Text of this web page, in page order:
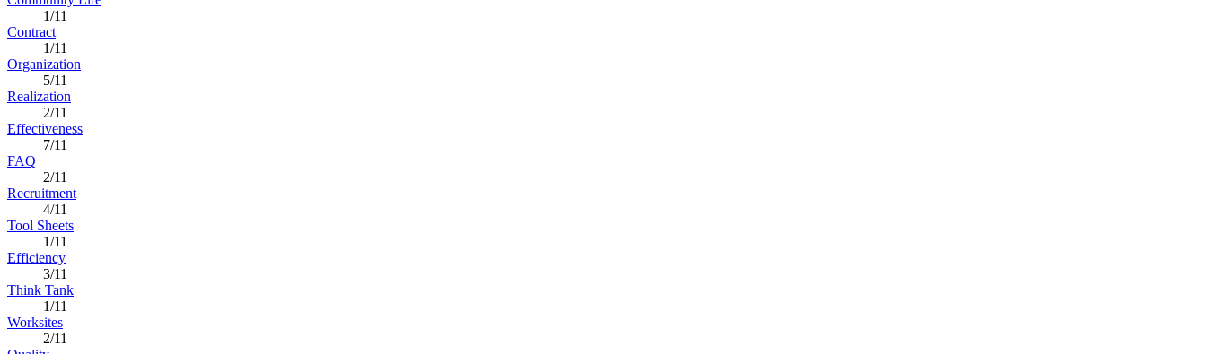
1/11
Contract
1/11
Organization
5/11
Realization
2/11
Effectiveness
7/11
FAQ
2/11
Recruitment
4/11
Tool Sheets
1/11
Efficiency
3/11
Think Tank
1/11
Worksites
2/11